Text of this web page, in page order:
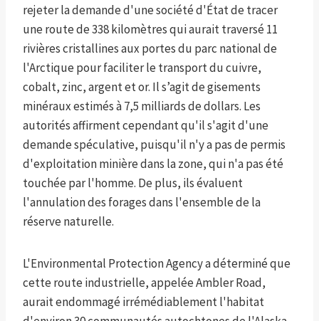
rejeter la demande d'une société d'État de tracer
une route de 338 kilomètres qui aurait traversé 11
rivières cristallines aux portes du parc national de
l'Arctique pour faciliter le transport du cuivre,
cobalt, zinc, argent et or. Il s’agit de gisements
minéraux estimés à 7,5 milliards de dollars. Les
autorités affirment cependant qu'il s'agit d'une
demande spéculative, puisqu'il n'y a pas de permis
d'exploitation minière dans la zone, qui n'a pas été
touchée par l'homme. De plus, ils évaluent
l'annulation des forages dans l'ensemble de la
réserve naturelle.
L'Environmental Protection Agency a déterminé que
cette route industrielle, appelée Ambler Road,
aurait endommagé irrémédiablement l'habitat